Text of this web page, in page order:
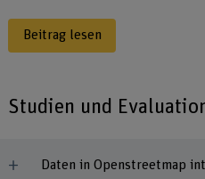
Beitrag lesen
Studien und
Daten in Openstreetmap